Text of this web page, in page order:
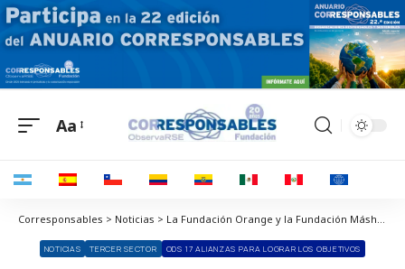
Aa
Corresponsables > Noticias > La Fundación Orange y la Fundación Máshumano se unen para impulsar la formación digital gratuita en la Comunidad de Madrid
NOTICIAS TERCER SECTOR ODS 17 ALIANZAS PARA LOGRAR LOS OBJETIVOS